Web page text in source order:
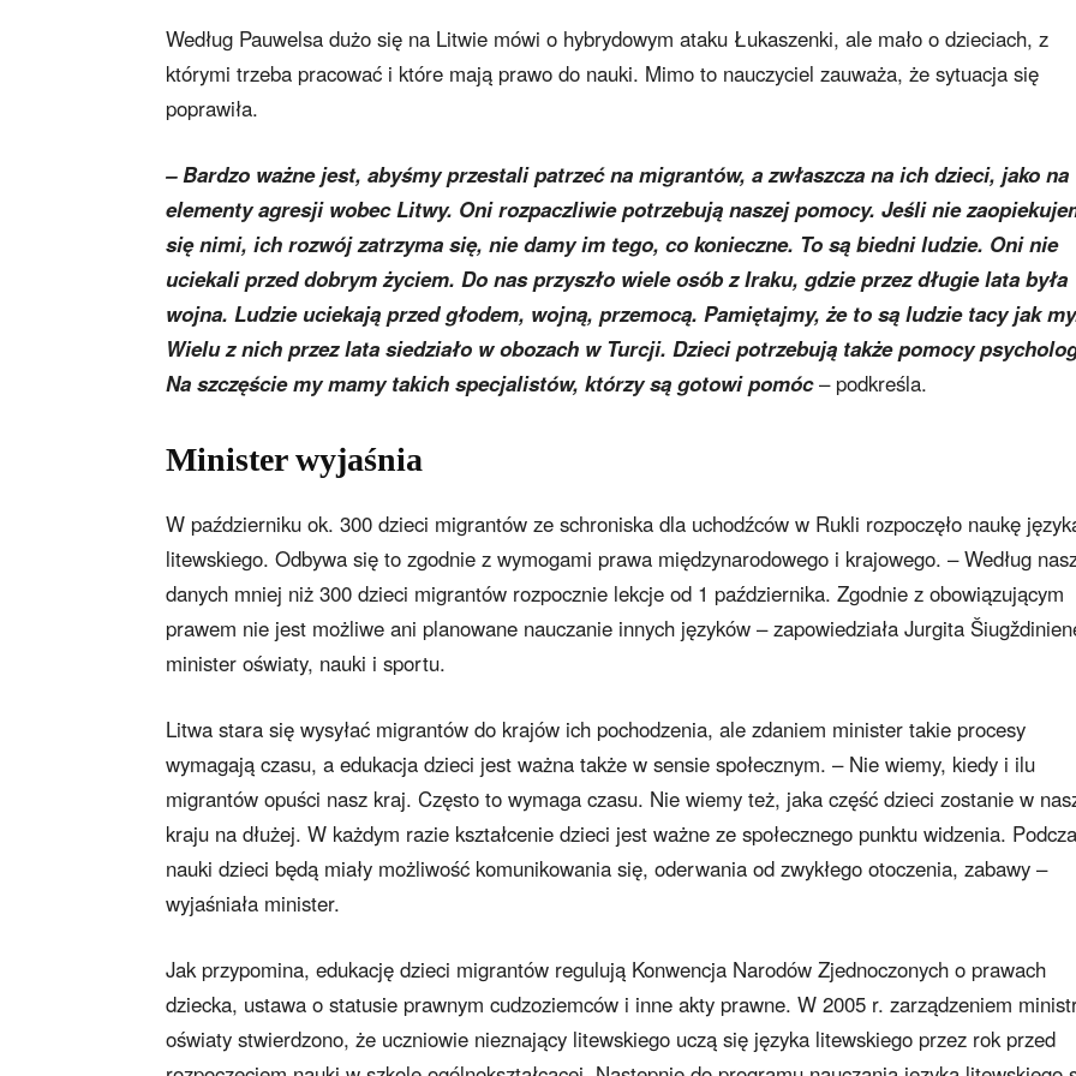
Według Pauwelsa dużo się na Litwie mówi o hybrydowym ataku Łukaszenki, ale mało o dzieciach, z
którymi trzeba pracować i które mają prawo do nauki. Mimo to nauczyciel zauważa, że ​​sytuacja się
poprawiła.
– Bardzo ważne jest, abyśmy przestali patrzeć na migrantów, a zwłaszcza na ich dzieci, jako na
elementy agresji wobec Litwy. Oni rozpaczliwie potrzebują naszej pomocy. Jeśli nie
się nimi, ich rozwój zatrzyma się, nie damy im tego, co konieczne. To są biedni ludzie. Oni nie
uciekali przed dobrym życiem. Do nas przyszło wiele osób z Iraku, gdzie przez długie lata była
wojna. Ludzie uciekają przed głodem, wojną, przemocą. Pamiętajmy, że to są ludzie tacy jak
Wielu z nich przez lata siedziało w obozach w Turcji. Dzieci potrzebują także pomocy
Na szczęście my mamy takich specjalistów, którzy są gotowi pomóc– podkreśla.
Minister wyjaśnia
W październiku ok. 300 dzieci migrantów ze schroniska dla uchodźców w Rukli rozpoczęło naukę
litewskiego. Odbywa się to zgodnie z wymogami prawa międzynarodowego i krajowego. – Według
danych mniej niż 300 dzieci migrantów rozpocznie lekcje od 1 października. Zgodnie z obowiązującym
prawem nie jest możliwe ani planowane nauczanie innych języków – zapowiedziała Jurgita
minister oświaty, nauki i sportu.
Litwa stara się wysyłać migrantów do krajów ich pochodzenia, ale zdaniem minister takie procesy
wymagają czasu, a edukacja dzieci jest ważna także w sensie społecznym. – Nie wiemy, kiedy i ilu
migrantów opuści nasz kraj. Często to wymaga czasu. Nie wiemy też, jaka część dzieci zostanie w
kraju na dłużej. W każdym razie kształcenie dzieci jest ważne ze społecznego punktu widzenia.
nauki dzieci będą miały możliwość komunikowania się, oderwania od zwykłego otoczenia, zabawy –
wyjaśniała minister.
Jak przypomina, edukację dzieci migrantów regulują Konwencja Narodów Zjednoczonych o prawach
dziecka, ustawa o statusie prawnym cudzoziemców i inne akty prawne. W 2005 r. zarządzeniem
oświaty stwierdzono, że uczniowie nieznający litewskiego uczą się języka litewskiego przez rok przed